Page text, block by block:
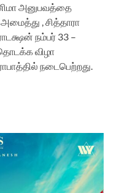
அனுபவத்தை
, சித்தாரா
நம்பர் 33 –
தொடக்க விழா
நடைபெற்றது.